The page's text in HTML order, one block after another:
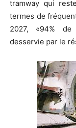
tramway qui
termes de
2027, «94% de
desservie par le